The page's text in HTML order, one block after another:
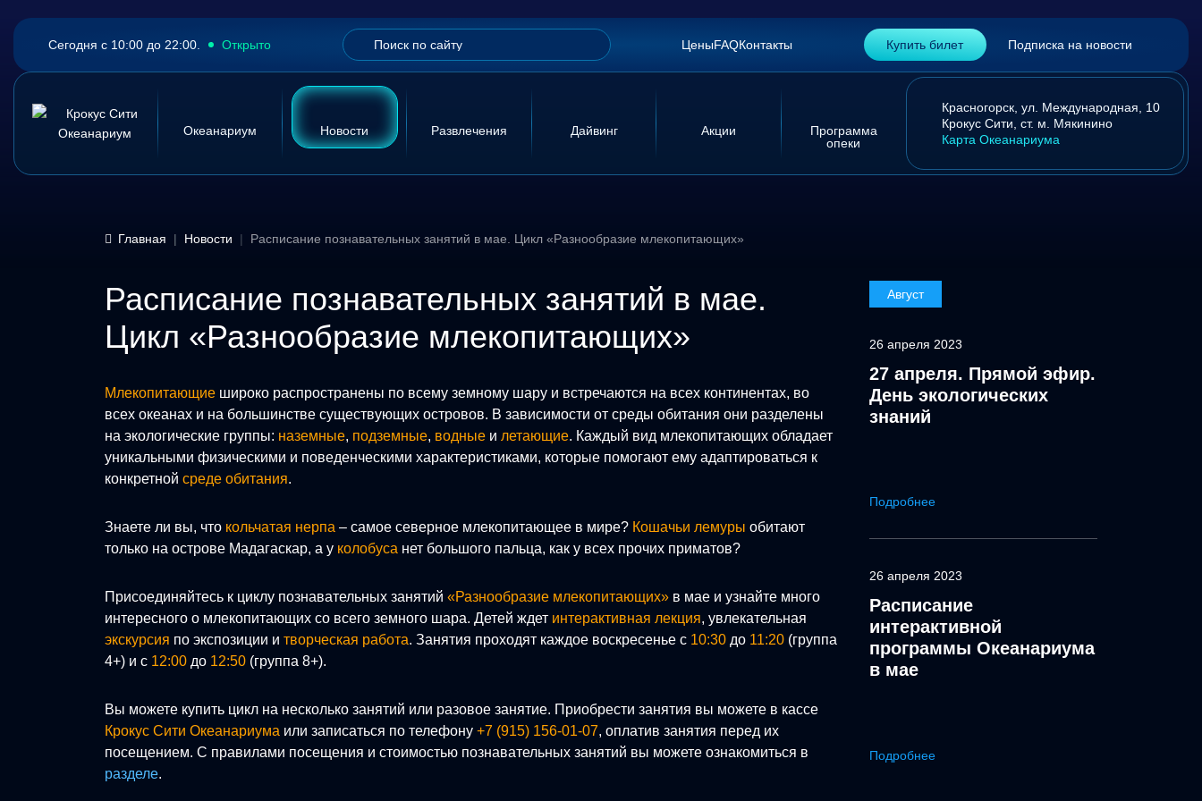
Сегодня с 10:00 до 22:00. Открыто ЦеныFAQКонтакты Купить билет Подписка на новости
Океанариум Новости Развлечения Дайвинг Акции
Программа
опеки
Красногорск, ул. Международная, 10
Крокус Сити, ст. м. Мякинино
Карта Океанариума
Главная Новости Расписание познавательных занятий в мае. Цикл «Разнообразие млекопитающих»
Расписание познавательных занятий в мае.
Цикл «Разнообразие млекопитающих»
Млекопитающие широко распространены по всему земному шару и встречаются на всех континентах, во
всех океанах и на большинстве существующих островов. В зависимости от среды обитания они разделены
на экологические группы: наземные, подземные, водные и летающие. Каждый вид млекопитающих обладает
уникальными физическими и поведенческими характеристиками, которые помогают ему адаптироваться к
конкретной среде обитания.
Знаете ли вы, что кольчатая нерпа – самое северное млекопитающее в мире? Кошачьи лемуры обитают
только на острове Мадагаскар, а у колобуса нет большого пальца, как у всех прочих приматов?
Присоединяйтесь к циклу познавательных занятий «Разнообразие млекопитающих» в мае и узнайте много
интересного о млекопитающих со всего земного шара. Детей ждет интерактивная лекция, увлекательная
экскурсия по экспозиции и творческая работа. Занятия проходят каждое воскресенье с 10:30 до 11:20 (группа
4+) и с 12:00 до 12:50 (группа 8+).
Вы можете купить цикл на несколько занятий или разовое занятие. Приобрести занятия вы можете в кассе
Крокус Сити Океанариума или записаться по телефону +7 (915) 156-01-07, оплатив занятия перед их
посещением. С правилами посещения и стоимостью познавательных занятий вы можете ознакомиться в
разделе.
Август
26 апреля 2023
27 апреля. Прямой эфир.
День экологических
знаний
Подробнее
26 апреля 2023
Расписание
интерактивной
программы Океанариума
в мае
Подробнее